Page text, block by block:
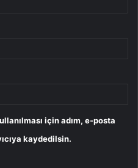
için adım, e-posta
kaydedilsin.